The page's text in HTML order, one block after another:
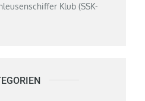
Klub (SSK-